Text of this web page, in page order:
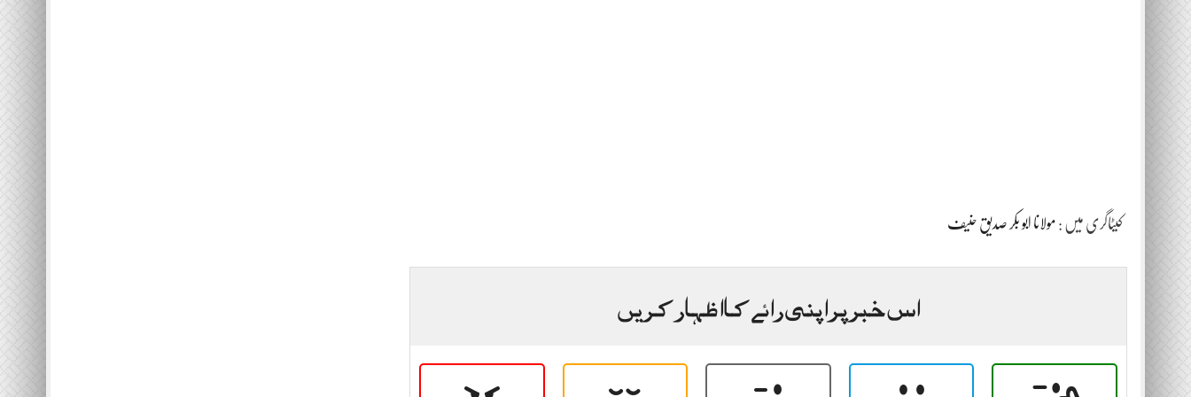
کیٹاگری میں : مولانا ابو بکر صدیق حنیف
اس خبر پر اپنی رائے کا اظہار کریں